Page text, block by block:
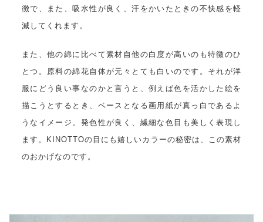
徴で、また、吸水性が良く、汗をかいたときの不快感を軽
減してくれます。
また、他の綿に比べて素材自他の白度が高いのも特徴のひ
とつ。原料の綿花自体が元々とても白いのです。それが洋
服にどう良い事なのかと言うと、例えば色を活かした絵を
描こうとするとき、ベースとなる画用紙が真っ白であるよ
うなイメージ。発色性が良く、繊細な色目も美しく表現し
ます。KINOTTOの目にも嬉しいカラーの秘密は、この素材
のおかげなのです。